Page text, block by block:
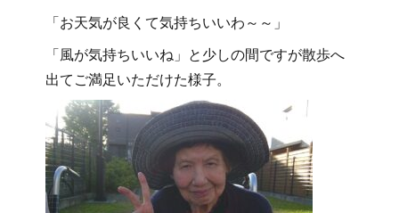
「お天気が良くて気持ちいいわ～～」
「風が気持ちいいね」と少しの間ですが散歩へ
出てご満足いただけた様子。